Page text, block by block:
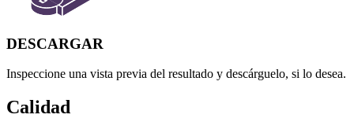
DESCARGAR
Inspeccione una vista previa del resultado y descárguelo, si lo desea.
Calidad